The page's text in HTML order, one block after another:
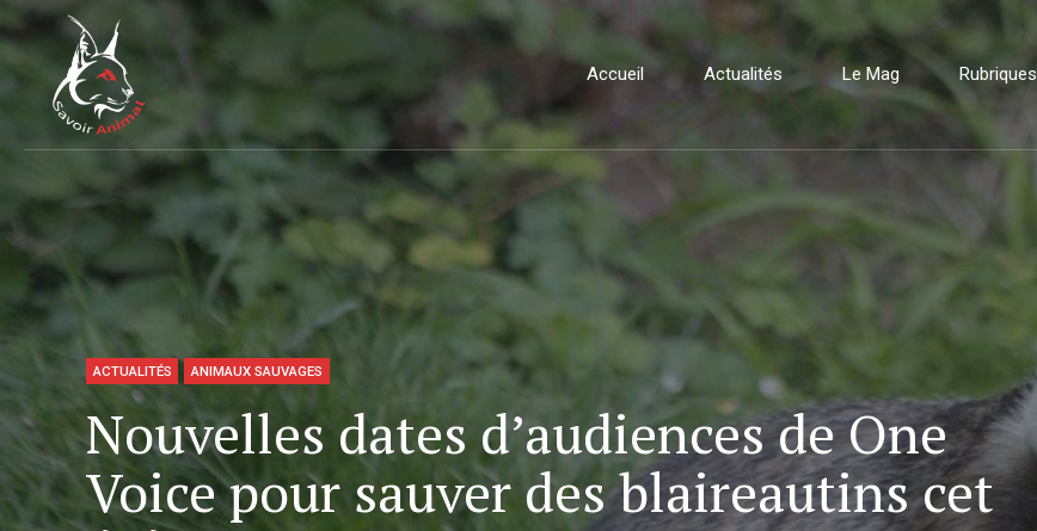
Accueil Actualités Le Mag Rubriques
ACTUALITÉS ANIMAUX SAUVAGES
Nouvelles dates d’audiences de One
Voice pour sauver des blaireautins cet